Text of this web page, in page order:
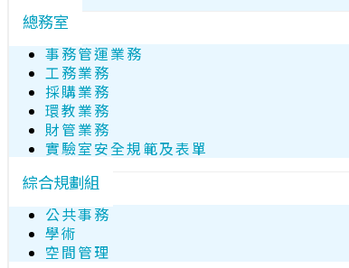
總務室
事務管運業務
工務業務
採購業務
環教業務
財管業務
實驗室安全規範及表單
綜合規劃組
公共事務
學術
空間管理